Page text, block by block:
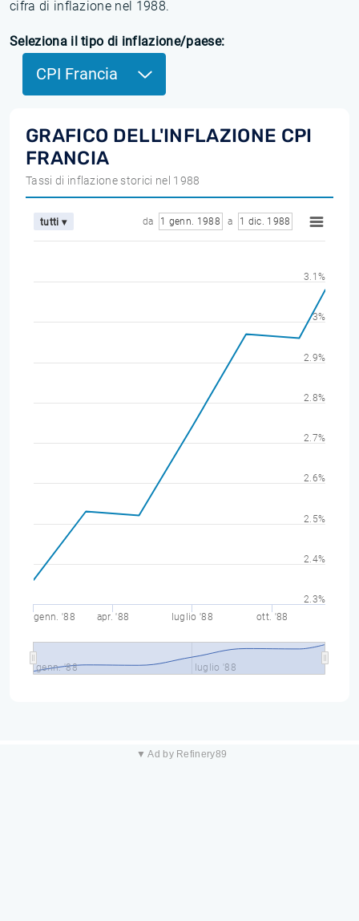
cifra di inflazione nel 1988.
Seleziona il tipo di inflazione/paese:
CPI Francia
GRAFICO DELL'INFLAZIONE CPI
FRANCIA
Tassi di inflazione storici nel 1988
tutti ▾ da 1 genn. 1988 a 1 dic. 1988
genn. '88 apr. '88 luglio '88 ott. '88
genn. '88 luglio '88
2.3%
2.4%
2.5%
2.6%
2.7%
2.8%
2.9%
3%
3.1%
▼ Ad by Refinery89